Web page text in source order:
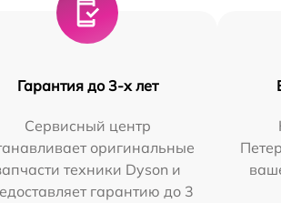
Гарантия до 3-х лет
Сервисный центр
оригинальные
техники Dyson и
гарантию до 3